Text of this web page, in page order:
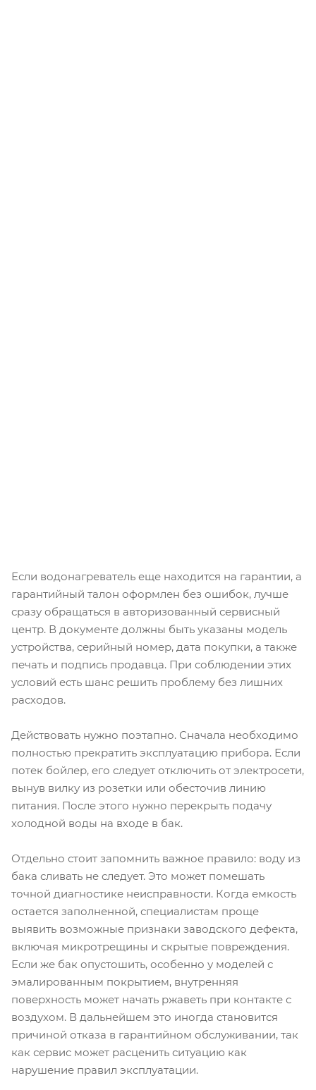
Если водонагреватель еще находится на гарантии, а
гарантийный талон оформлен без ошибок, лучше
сразу обращаться в авторизованный сервисный
центр. В документе должны быть указаны модель
устройства, серийный номер, дата покупки, а также
печать и подпись продавца. При соблюдении этих
условий есть шанс решить проблему без лишних
расходов.
Действовать нужно поэтапно. Сначала необходимо
полностью прекратить эксплуатацию прибора. Если
потек бойлер, его следует отключить от электросети,
вынув вилку из розетки или обесточив линию
питания. После этого нужно перекрыть подачу
холодной воды на входе в бак.
Отдельно стоит запомнить важное правило: воду из
бака сливать не следует. Это может помешать
точной диагностике неисправности. Когда емкость
остается заполненной, специалистам проще
выявить возможные признаки заводского дефекта,
включая микротрещины и скрытые повреждения.
Если же бак опустошить, особенно у моделей с
эмалированным покрытием, внутренняя
поверхность может начать ржаветь при контакте с
воздухом. В дальнейшем это иногда становится
причиной отказа в гарантийном обслуживании, так
как сервис может расценить ситуацию как
нарушение правил эксплуатации.